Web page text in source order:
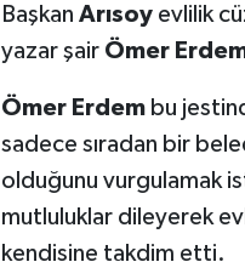
Başkan Arısoy evlilik
yazar şair Ömer
Ömer Erdembu
sadece sıradan bir
olduğunu vurgulamak
mutluluklar dileyerek
kendisine takdim etti.